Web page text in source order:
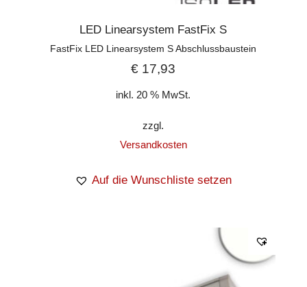
LED Linearsystem FastFix S
FastFix LED Linearsystem S Abschlussbaustein
€ 17,93
inkl. 20 % MwSt.
zzgl.
Versandkosten
Auf die Wunschliste setzen